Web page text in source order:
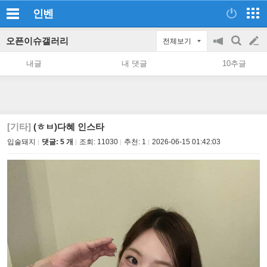
인벤
오픈이슈갤러리 전체보기
공
지
on/off
검
색
글
쓰
내글 내 댓글 10추글
[기타] (ㅎㅂ)다혜 인스타
입술돼지 댓글: 5 개 조회: 11030 추천: 1 2026-06-15 01:42:03